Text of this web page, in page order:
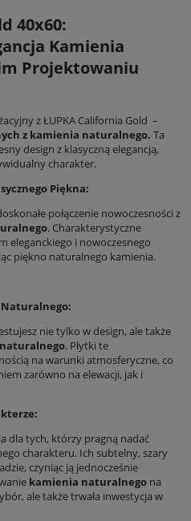
40x60:
Kamienia
Projektowaniu
z ŁUPKA California Gold –
z kamienia naturalnego. Ta
design z klasyczną elegancją,
charakter.
Piękna:
połączenie nowoczesności z
. Charakterystyczne
eleganckiego i nowoczesnego
piękno naturalnego kamienia.
Naturalnego:
nie tylko w design, ale także
. Płytki te
na warunki atmosferyczne, co
zarówno na elewacji, jak i
dla tych, którzy pragną nadać
charakteru. Ich subtelny, szary
czyniąc ją jednocześnie
kamienia naturalnego na
ale także trwała inwestycja w